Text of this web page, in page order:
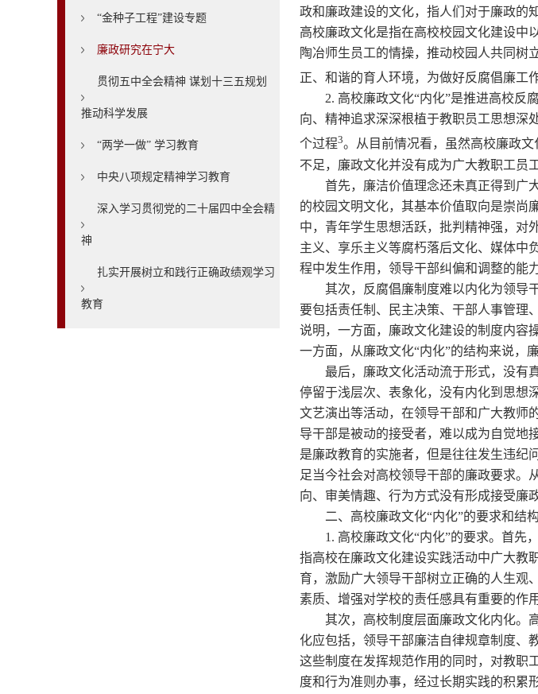
“金种子工程”建设专题
廉政研究在宁大
贯彻五中全会精神 谋划十三五规划
推动科学发展
“两学一做” 学习教育
中央八项规定精神学习教育
深入学习贯彻党的二十届四中全会精
神
扎实开展树立和践行正确政绩观学习
教育
政和廉政建设的文化，指人们对于廉政的
高校廉政文化是指在高校校园文化建设中
陶冶师生员工的情操，推动校园人共同树
正、和谐的育人环境，为做好反腐倡廉工
2. 高校廉政文化“内化”是推进高校反
向、精神追求深深根植于教职员工思想深
个过程3。从目前情况看，虽然高校廉政
不足，廉政文化并没有成为广大教职工员
首先，廉洁价值理念还未真正得到广
的校园文明文化，其基本价值取向是崇尚
中，青年学生思想活跃，批判精神强，对
主义、享乐主义等腐朽落后文化、媒体中
程中发生作用，领导干部纠偏和调整的能
其次，反腐倡廉制度难以内化为领导
要包括责任制、民主决策、干部人事管理
说明，一方面，廉政文化建设的制度内容
一方面，从廉政文化“内化”的结构来说，
最后，廉政文化活动流于形式，没有
停留于浅层次、表象化，没有内化到思想
文艺演出等活动，在领导干部和广大教师
导干部是被动的接受者，难以成为自觉地
是廉政教育的实施者，但是往往发生违纪
足当今社会对高校领导干部的廉政要求。
向、审美情趣、行为方式没有形成接受廉
二、高校廉政文化“内化”的要求和结构
1. 高校廉政文化“内化”的要求。首先
指高校在廉政文化建设实践活动中广大教
育，激励广大领导干部树立正确的人生观
素质、增强对学校的责任感具有重要的作
其次，高校制度层面廉政文化内化。
化应包括，领导干部廉洁自律规章制度、
这些制度在发挥规范作用的同时，对教职
度和行为准则办事，经过长期实践的积累